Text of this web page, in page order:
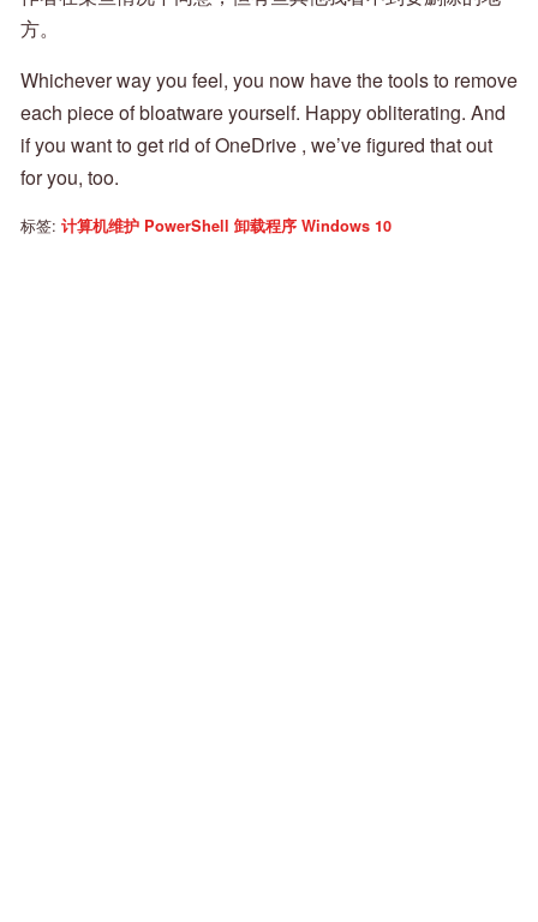
方。
Whichever way you feel, you now have the tools to remove
each piece of bloatware yourself. Happy obliterating. And
if you want to get rid of OneDrive , we’ve figured that out
for you, too.
标签: 计算机维护 PowerShell 卸载程序 Windows 10